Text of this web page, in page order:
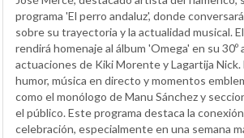
programa 'El perro andaluz', donde
sobre su trayectoria y la actualidad musical.
rendirá homenaje al álbum 'Omega' en su 30º
actuaciones de Kiki Morente y Lagartija Nick.
humor, música en directo y momentos
como el monólogo de Manu Sánchez y
el público. Este programa destaca la
celebración, especialmente en una semana